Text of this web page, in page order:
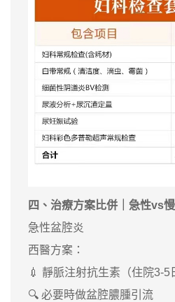
四 、治療方案比併｜急性vs
急性盆腔炎
西醫方案：
💉 靜脈注射抗生素（住院3-5
🔍 必要時做盆腔膿腫引流